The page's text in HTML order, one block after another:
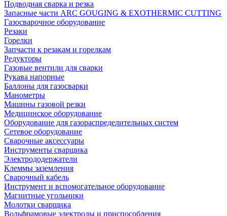
Подводная сварка и резка
Запасные части ARC GOUGING & EXOTHERMIC CUTTING
Газосварочное оборудование
Резаки
Горелки
Запчасти к резакам и горелкам
Редукторы
Газовые вентили для сварки
Рукава напорные
Баллоны для газосварки
Манометры
Машины газовой резки
Медицинское оборудование
Оборудование для газораспределительных систем
Сетевое оборудование
Сварочные аксессуары
Инструменты сварщика
Электрододержатели
Клеммы заземления
Сварочный кабель
Инструмент и вспомогательное оборудование
Магнитные угольники
Молотки сварщика
Вольфрамовые электроды и приспособления